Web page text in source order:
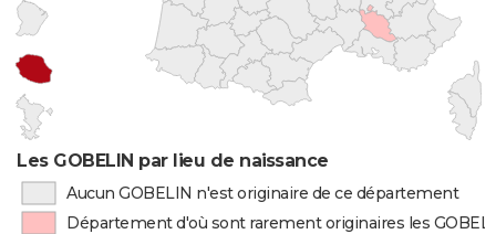
Les GOBELIN par lieu de naissance
Aucun GOBELIN n'est originaire de ce département
Département d'où sont rarement originaires les